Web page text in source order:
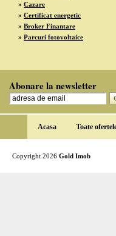
» Cazare
» Certificat energetic
» Broker Finantare
» Parcuri fotovoltaice
Abonare la newsletter
Acasa Toate
Copyright 2026 Gold Imob